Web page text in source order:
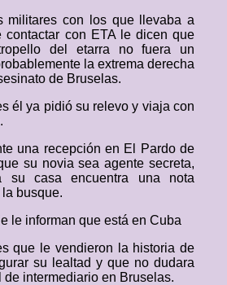
militares con los que llevaba a
contactar con ETA le dicen que
del etarra no fuera un
la extrema derecha
de Bruselas.
él ya pidió su relevo y viaja con
una recepción en El Pardo de
su novia sea agente secreta,
su casa encuentra una nota
busque.
le informan que está en Cuba
que le vendieron la historia de
su lealtad y que no dudara
intermediario en Bruselas.